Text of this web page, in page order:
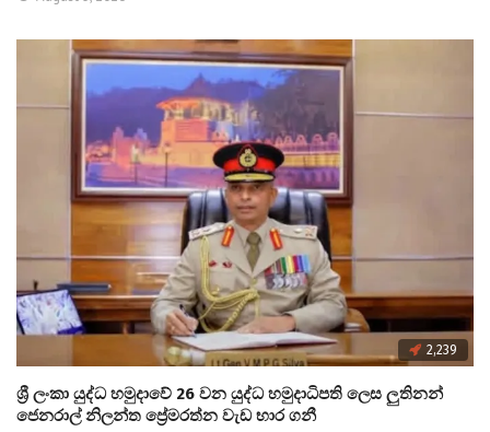
2,239
ශ්‍රී ලංකා යුද්ධ හමුදාවේ 26 වන යුද්ධ හමුදාධිපති ලෙස ලුතිනන්
ජෙනරාල් නිලන්ත ප්‍රේමරත්න වැඩ භාර ගනී